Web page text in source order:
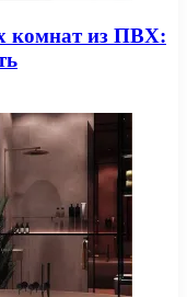
комнат из ПВХ: